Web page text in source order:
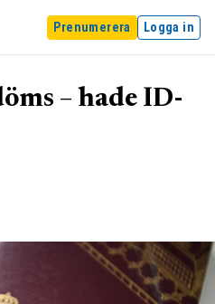
Prenumerera Logga in
– hade ID-